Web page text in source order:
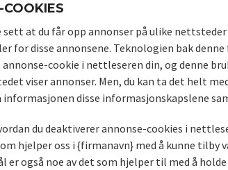
sett at du får opp annonser på ulike
for disse annonsene. Teknologien bak
annonse-cookie i nettleseren din, og denne
viser annonser. Men, du kan ta det helt
informasjonen disse informasjonskapslene
du deaktiverer annonse-cookies i
hjelper oss i {firmanavn} med å kunne
er også noe av det som hjelper til med å